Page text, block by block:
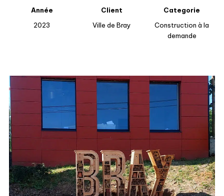
Année
2023
Client
Ville de Bray
Categorie
Construction à la
demande